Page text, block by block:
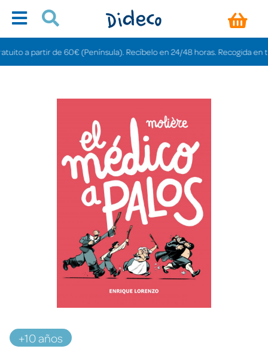
a partir de 60€ (Península). Recíbelo en 24/48 horas. Recogida en
+10 años